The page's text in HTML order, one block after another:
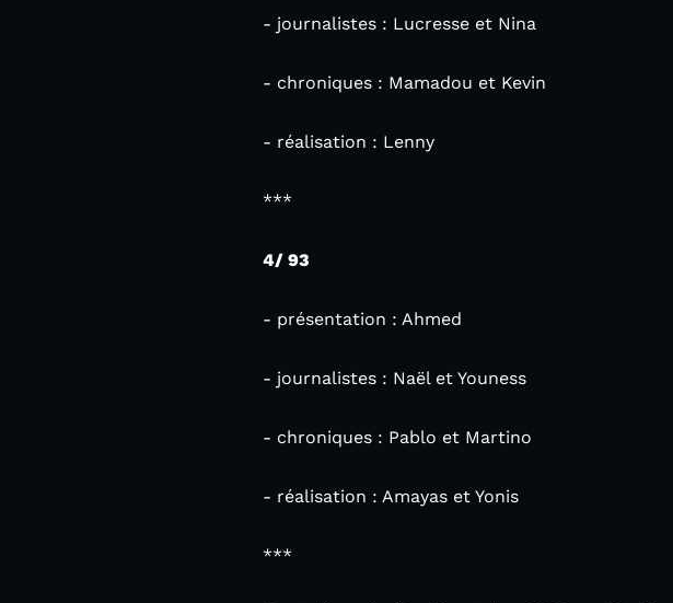
- journalistes : Lucresse et Nina
- chroniques : Mamadou et Kevin
- réalisation : Lenny
***
4/ 93
- présentation : Ahmed
- journalistes : Naël et Youness
- chroniques : Pablo et Martino
- réalisation : Amayas et Yonis
***